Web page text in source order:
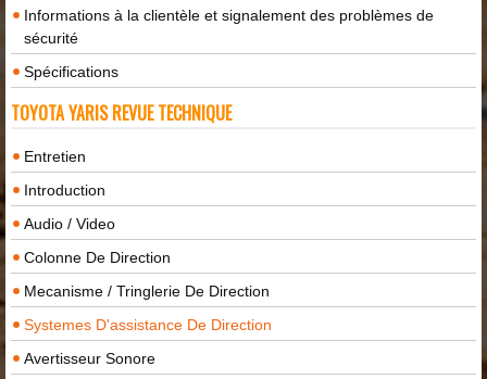
Informations à la clientèle et signalement des problèmes de
sécurité
Spécifications
TOYOTA YARIS REVUE TECHNIQUE
Entretien
Introduction
Audio / Video
Colonne De Direction
Mecanisme / Tringlerie De Direction
Systemes D'assistance De Direction
Avertisseur Sonore